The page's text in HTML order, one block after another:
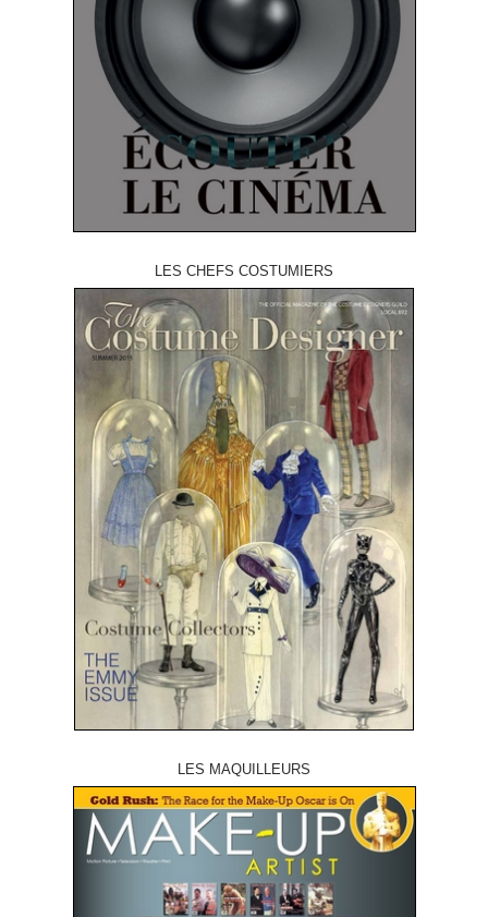
LES CHEFS COSTUMIERS
LES MAQUILLEURS